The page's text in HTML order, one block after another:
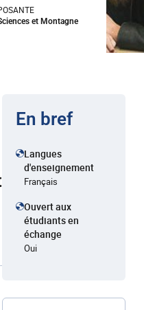
et Montagne
En bref
Langues
d'enseignement
Français
Ouvert aux
étudiants en
échange
Oui